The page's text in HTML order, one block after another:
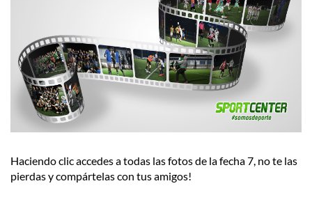
Haciendo clic accedes a todas las fotos de la fecha 7, no te las
pierdas y compártelas con tus amigos!